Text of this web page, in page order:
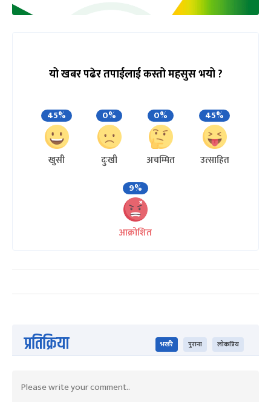
यो खबर पढेर तपाईलाई कस्तो महसुस भयो ?
45%
खुसी
0%
दुःखी
0%
अचम्मित
45%
उत्साहित
9%
आक्रोशित
प्रतिक्रिया भर्खरै पुराना लोकप्रिय